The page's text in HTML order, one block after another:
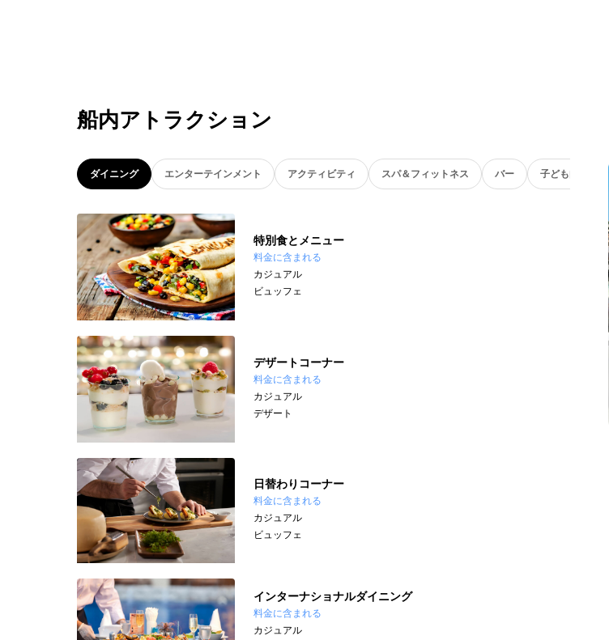
船内アトラクション
ダイニング エンターテインメント アクティビティ スパ＆フィットネス バー 子ども向け
特別食とメニュー
料金に含まれる
カジュアル
ビュッフェ
デザートコーナー
料金に含まれる
カジュアル
デザート
日替わりコーナー
料金に含まれる
カジュアル
ビュッフェ
インターナショナルダイニング
料金に含まれる
カジュアル